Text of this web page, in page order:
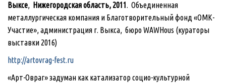
Выксе, Нижегородская область, 2011. Объединенная
металлургическая компания и Благотворительный фонд «ОМК-
Участие», администрация г. Выкса, бюро WAWHous (кураторы
выставки 2016)
http://artovrag-fest.ru
«Арт-Овраг» задуман как катализатор социо-культурной